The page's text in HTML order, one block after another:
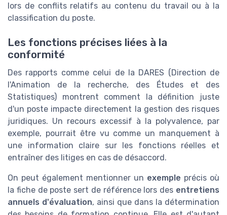
lors de conflits relatifs au contenu du travail ou à la
classification du poste.
Les fonctions précises liées à la
conformité
Des rapports comme celui de la DARES (Direction de
l'Animation de la recherche, des Études et des
Statistiques) montrent comment la définition juste
d'un poste impacte directement la gestion des risques
juridiques. Un recours excessif à la polyvalence, par
exemple, pourrait être vu comme un manquement à
une information claire sur les fonctions réelles et
entraîner des litiges en cas de désaccord.
On peut également mentionner un exemple précis où
la fiche de poste sert de référence lors des entretiens
annuels d'évaluation, ainsi que dans la détermination